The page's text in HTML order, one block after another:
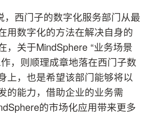
，西门子的数字化服务部门从最
用数字化的方法在解决自身的
，关于MindSphere “业务场景
，则顺理成章地落在西门子数
上，也是希望该部门能够将以
的能力，借助企业的业务需
的市场化应用带来更多